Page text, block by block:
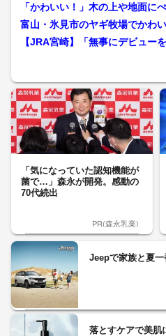
「かわいい！」木の上や地面に
ス” 「暑さで溶けた」と話...
富山・氷見市のヤギ牧場でかわ
「抱っこできるのは今の時期...
【JRA宮崎】「無事にデビュー
「気になっていた認知機能が
菌で…」森永が開発。感動の
70代続出
PR(森永乳業)
Jeepで家族と夏一
落とすケアで美肌